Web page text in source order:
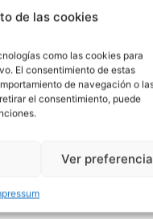
de las cookies
como las cookies para
El consentimiento de estas
de navegación o
el consentimiento, puede
Ver